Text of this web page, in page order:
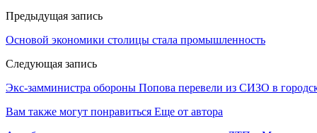
Предыдущая запись
Основой экономики столицы стала промышленность
Следующая запись
Экс-замминистра обороны Попова перевели из СИЗО в
Вам также могут понравиться Еще от автора